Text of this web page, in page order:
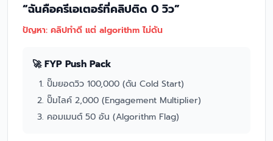
“ฉันคือครีเอเตอร์ที่คลิปติด 0 วิว”
ปัญหา: คลิปทำดี แต่ algorithm ไม่ดัน
🚀 FYP Push Pack
ปั๊มยอดวิว 100,000 (ดัน Cold Start)
ปั๊มไลค์ 2,000 (Engagement Multiplier)
คอมเมนต์ 50 อัน (Algorithm Flag)